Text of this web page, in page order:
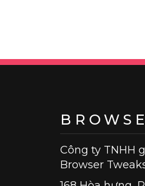
Công ty TNHH
Browser